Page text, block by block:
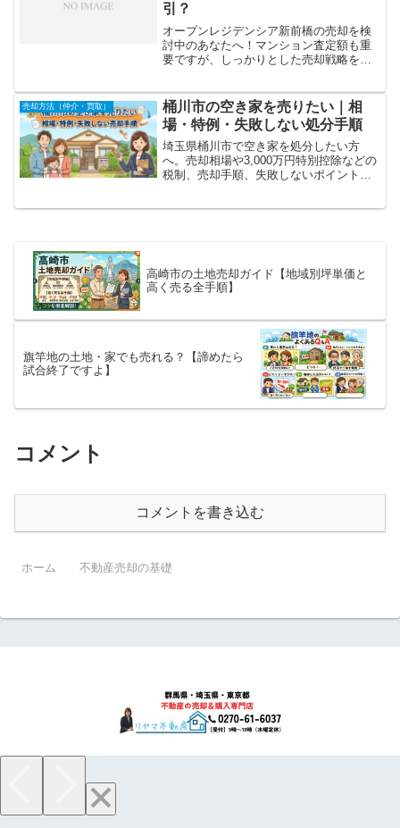
引？
オープンレジデンシア新前橋の売却を検
討中のあなたへ！マンション査定額も重
要ですが、しっかりとした売却戦略を立
る金額もシミュレーションで確認できま
す！
売却方法（仲介・買取）
桶川市の空き家を売りたい｜相
場・特例・失敗しない処分手順
埼玉県桶川市で空き家を処分したい方
へ。売却相場や3,000万円特別控除などの
税制、売却手順、失敗しないポイントを
高崎市の土地売却ガイド【地域別坪単価と
高く売る全手順】
旗竿地の土地・家でも売れる？【諦めたら
試合終了ですよ】
コメント
コメントを書き込む
ホーム 不動産売却の基礎